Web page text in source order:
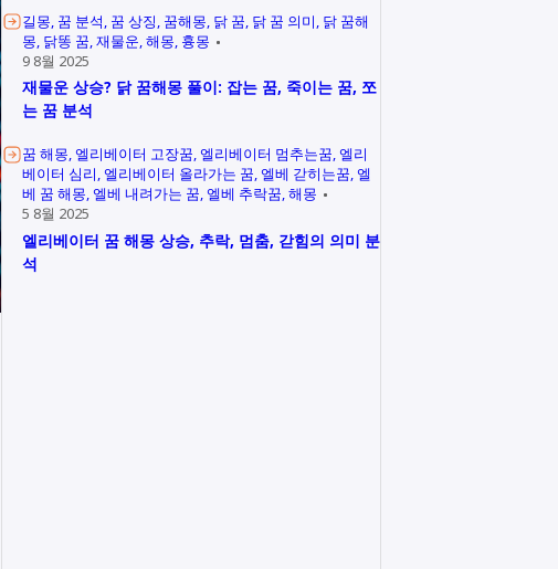
길몽 꿈 분석 꿈 상징 꿈해몽 닭 꿈 닭 꿈 의미 닭 꿈해
몽 닭똥 꿈 재물운 해몽 흉몽
9 8월 2025
재물운 상승? 닭 꿈해몽 풀이: 잡는 꿈, 죽이는 꿈, 쪼
는 꿈 분석
꿈 해몽 엘리베이터 고장꿈 엘리베이터 멈추는꿈 엘리
베이터 심리 엘리베이터 올라가는 꿈 엘베 갇히는꿈 엘
베 꿈 해몽 엘베 내려가는 꿈 엘베 추락꿈 해몽
5 8월 2025
엘리베이터 꿈 해몽 상승, 추락, 멈춤, 갇힘의 의미 분
석